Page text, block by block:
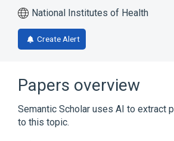
National Institutes of Health
Create Alert
Papers overview
Semantic Scholar uses AI to extract
to this topic.